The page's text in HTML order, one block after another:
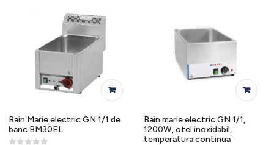
Bain Marie electric GN 1/1 de
banc BM30EL
Bain marie electric GN 1/1,
1200W, otel inoxidabil,
temperatura continua